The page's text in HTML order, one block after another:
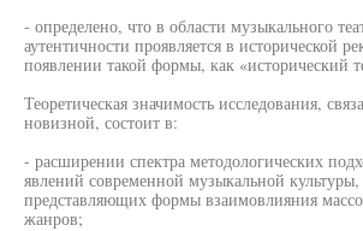
- определено, что в области музыкального
аутентичности проявляется в исторической
появлении такой формы, как «исторический
Теоретическая значимость исследования,
новизной, состоит в:
- расширении спектра методологических
явлений современной музыкальной
представляющих формы взаимовлияния
жанров;